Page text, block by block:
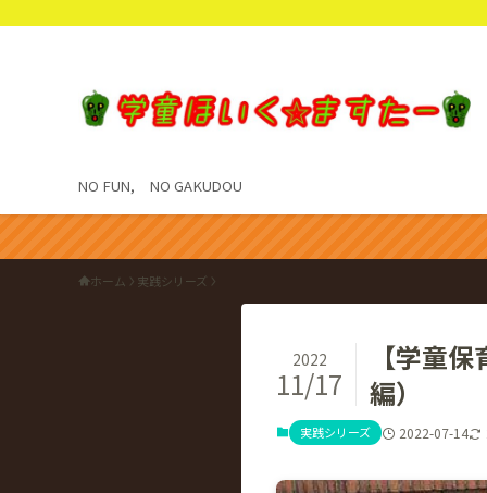
NO FUN, NO GAKUDOU
ホーム 実践シリーズ
【学童
編）
2022
11/17
実践シリーズ 2022-07-14